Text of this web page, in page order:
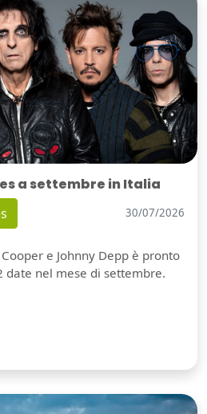
a settembre in Italia
30/07/2026
e Johnny Depp è pronto
date nel mese di settembre.